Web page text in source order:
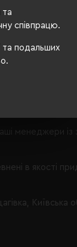
та
співпрацю.
та подальших
Україна
- наш
наші менеджери
в якості